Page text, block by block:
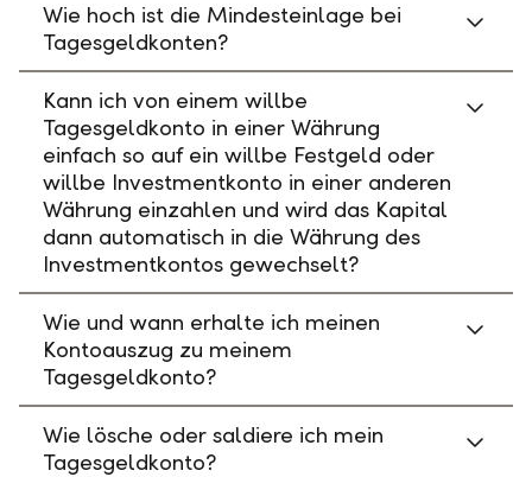
Wie hoch ist die Mindesteinlage bei
Tagesgeldkonten?
Kann ich von einem willbe
Tagesgeldkonto in einer Währung
einfach so auf ein willbe Festgeld oder
willbe Investmentkonto in einer anderen
Währung einzahlen und wird das Kapital
dann automatisch in die Währung des
Investmentkontos gewechselt?
Wie und wann erhalte ich meinen
Kontoauszug zu meinem
Tagesgeldkonto?
Wie lösche oder saldiere ich mein
Tagesgeldkonto?